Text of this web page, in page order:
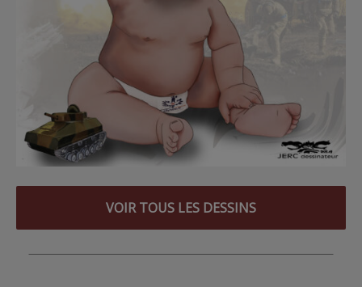
VOIR TOUS LES DESSINS